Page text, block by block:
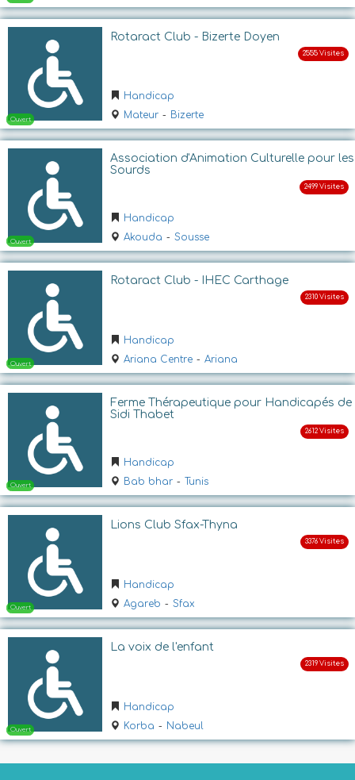
Fermé
Ouvert
Ouvert
Rotaract Club - Bizerte Doyen
Handicap
Mateur - Bizerte
Ouvert
Association d'Animation Culturelle pour les
Sourds
Handicap
Akouda - Sousse
Rotaract Club - IHEC Carthage
Handicap
Ariana Centre - Ariana
Ferme Thérapeutique pour Handicapés de
Sidi Thabet
Handicap
Bab bhar - Tunis
Lions Club Sfax-Thyna
Handicap
Agareb - Sfax
La voix de l'enfant
Handicap
Korba - Nabeul